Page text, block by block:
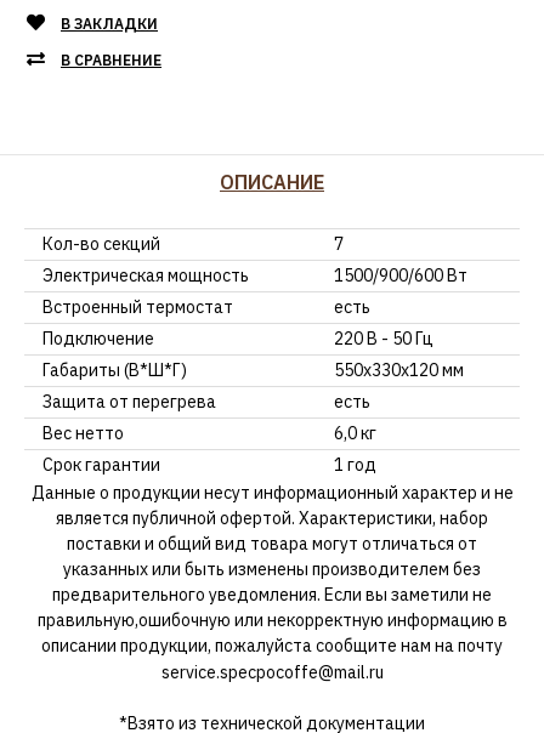
В ЗАКЛАДКИ
В СРАВНЕНИЕ
ОПИСАНИЕ
Кол-во секций
7
Электрическая мощность
1500/900/600 Вт
Встроенный термостат
есть
Подключение
220 В - 50 Гц
Габариты (В*Ш*Г)
550x330x120 мм
Защита от перегрева
есть
Вес нетто
6,0 кг
Срок гарантии
1 год
Данные о продукции несут информационный характер и не
является публичной офертой. Характеристики, набор
поставки и общий вид товара могут отличаться от
указанных или быть изменены производителем без
предварительного уведомления. Если вы заметили не
правильную,ошибочную или некорректную информацию в
описании продукции, пожалуйста сообщите нам на почту
service.specpocoffe@mail.ru
*Взято из технической документации